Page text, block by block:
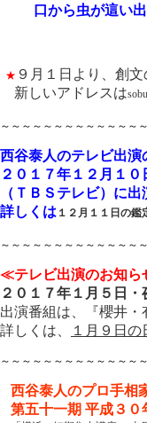
口から虫が這い
★ ９月１日より、創
新しいアドレスは
～～～～～～～～～～～～～
西谷泰人のテレビ出演
２０１７年１２月１０
（ＴＢＳテレビ）に出
詳しくは １２月１１日の鑑
～～～～～～～～～～～～～
≪テレビ出演のお知
２０１７年１月５日
出演番組は、『櫻井・
詳しくは、
１月９日の
～～～～～～～～～～～～～
西谷泰人のプロ手相
第五十一期 平成３